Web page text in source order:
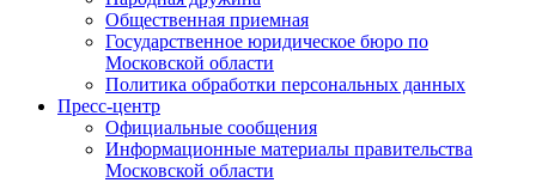
Общественная приемная
Государственное юридическое бюро по
Московской области
Политика обработки персональных данных
Пресс-центр
Официальные сообщения
Информационные материалы правительства
Московской области